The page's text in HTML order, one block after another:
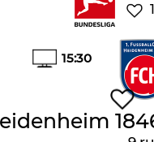
15:30